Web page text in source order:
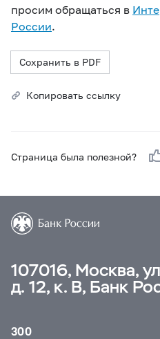
просим обращаться в
России.
Сохранить в PDF
Копировать ссылку
Страница была полезной?
107016, Москва,
д. 12, к. В, Банк
300